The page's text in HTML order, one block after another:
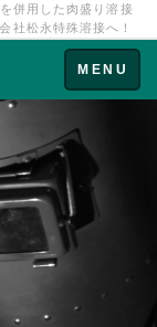
併用した肉盛り溶接
社松永特殊溶接へ！
Toggle
navigation
MENU